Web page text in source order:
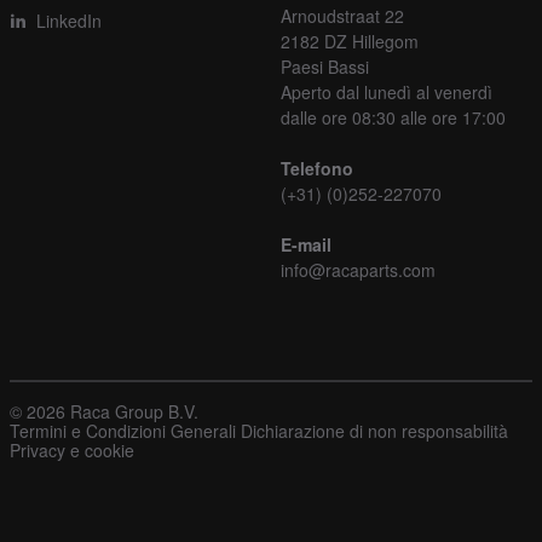
LinkedIn
Arnoudstraat 22
2182 DZ Hillegom
Paesi Bassi
Aperto dal lunedì al venerdì
dalle ore 08:30 alle ore 17:00
Telefono
(+31) (0)252-227070
E-mail
info@racaparts.com
© 2026 Raca Group B.V.
Termini e Condizioni Generali Dichiarazione di non responsabilità
Privacy e cookie